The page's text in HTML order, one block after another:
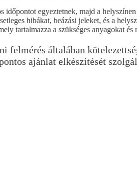
egyeztetnek, majd a
hibákat, beázási jeleket, és a
tartalmazza a szükséges anyagokat és
felmérés általában
ajánlat elkészítését